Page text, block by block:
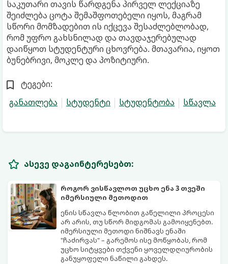
საკუთარი თავის წარდგენა პირველ ლექციაზე
შეიძლება ცოტა შემაშფოთებელი იყოს, მაგრამ
სწორი მომზადებით ის იქცევა შესაძლებლობად,
რომ უფრო გახსნილად და თავდაჯერებულად
დაიწყოთ სტუდენტური ცხოვრება. მთავარია, იყოთ
ბუნებრივი, მოკლე და პოზიტიური.
ტეგები:
განათლება
სტუდენტი სტუდენტობა სწავლა
ასევე დაგაინტერესებთ:
როგორ ვისწავლოთ უცხო ენა 3 თვეში
იმერსიული მეთოდით
ენის სწავლა წლობით გაწელილი პროცესი
არ არის, თუ სწორ მიდგომას გამოიყენებთ.
იმერსიული მეთოდი ნიშნავს ენაში
"ჩაძირვას" – გარემოს ისე მოწყობას, რომ
უცხო სიტყვები თქვენი ყოველდღიურობის
განუყოფელი ნაწილი გახდეს.